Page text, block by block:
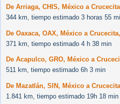
De Arriaga, CHIS, México a
344 km, tiempo estimado 3 horas 55
De Oaxaca, OAX, México a
371 km, tiempo estimado 4 h 38 min
De Acapulco, GRO, México a
511 km, tiempo estimado 6h 3 min
De Mazatlán, SIN, México a
1.841 km, tiempo estimado 19h 18 min